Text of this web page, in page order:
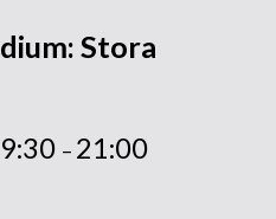
Stora
– 21:00